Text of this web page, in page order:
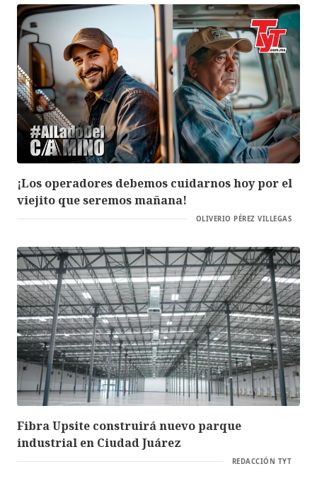
¡Los operadores debemos cuidarnos hoy por el
viejito que seremos mañana!
OLIVERIO PÉREZ VILLEGAS
Fibra Upsite construirá nuevo parque
industrial en Ciudad Juárez
REDACCIÓN TYT